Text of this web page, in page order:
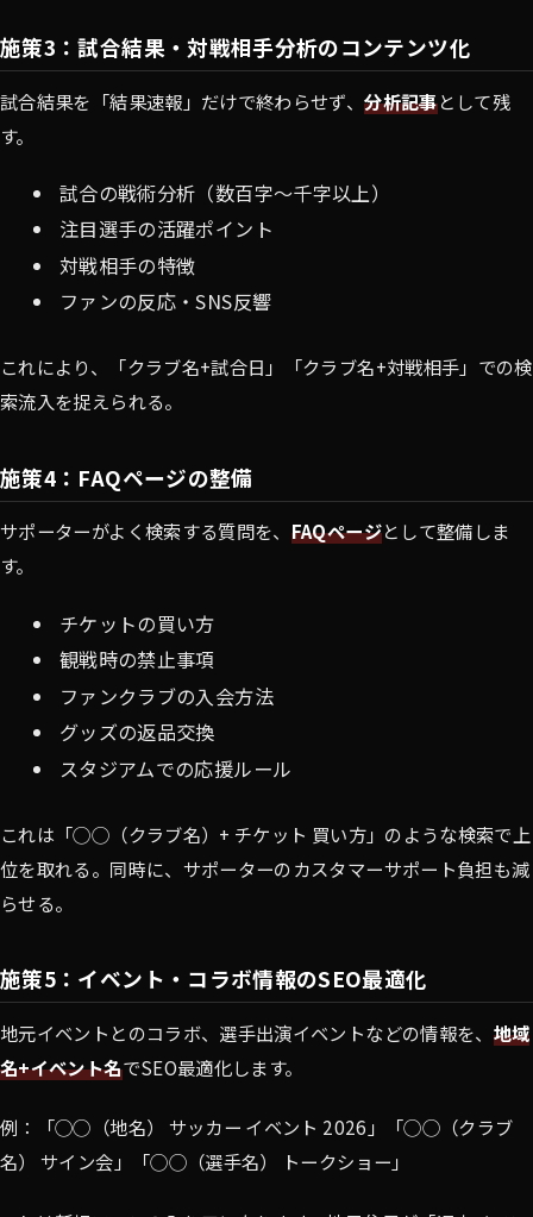
施策3：試合結果・対戦相手分析のコンテンツ化
試合結果を「結果速報」だけで終わらせず、分析記事として残
す。
試合の戦術分析（数百字〜千字以上）
注目選手の活躍ポイント
対戦相手の特徴
ファンの反応・SNS反響
これにより、「クラブ名+試合日」「クラブ名+対戦相手」での検
索流入を捉えられる。
施策4：FAQページの整備
サポーターがよく検索する質問を、 FAQページとして整備しま
す。
チケットの買い方
観戦時の禁止事項
ファンクラブの入会方法
グッズの返品交換
スタジアムでの応援ルール
これは「◯◯（クラブ名）+ チケット 買い方」のような検索で上
位を取れる。同時に、サポーターのカスタマーサポート負担も減
らせる。
施策5：イベント・コラボ情報のSEO最適化
地元イベントとのコラボ、選手出演イベントなどの情報を、 地域
名+イベント名でSEO最適化します。
例：「◯◯（地名） サッカー イベント 2026」「◯◯（クラブ
名） サイン会」「◯◯（選手名） トークショー」